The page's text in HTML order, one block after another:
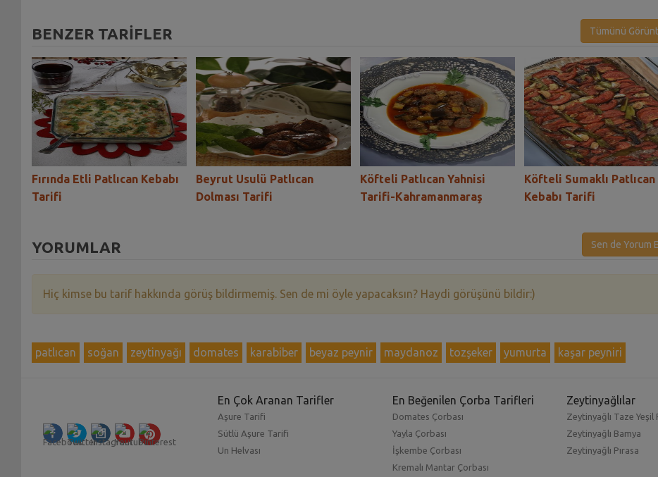
BENZER TARİFLER Tümünü
Fırında Etli Patlıcan Kebabı
Tarifi
Beyrut Usulü Patlıcan
Dolması Tarifi
Köfteli Patlıcan Yahnisi
Tarifi-Kahramanmaraş
Köfteli Sumaklı Patlıcan
Kebabı Tarifi
YORUMLAR Sen de Yorum
Hiç kimse bu tarif hakkında görüş bildirmemiş. Sen de mi öyle yapacaksın? Haydi görüşünü bildir:)
patlıcan soğan zeytinyağı domates karabiber beyaz peynir maydanoz tozşeker yumurta kaşar peyniri
En Çok Aranan Tarifler
Aşure Tarifi
Sütlü Aşure Tarifi
Un Helvası
En Beğenilen Çorba Tarifleri
Domates Çorbası
Yayla Çorbası
İşkembe Çorbası
Kremalı Mantar Çorbası
Zeytinyağlılar
Zeytinyağlı Taze Yeşil
Zeytinyağlı Bamya
Zeytinyağlı Pırasa